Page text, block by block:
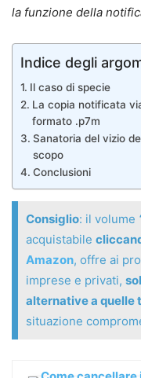
la funzione della
Indice degli
Il caso di specie
La copia notificata
formato .p7m
Sanatoria del vizio
scopo
Conclusioni
Consiglio: il volume
acquistabile
Amazon, offre ai
imprese e privati,
alternative a quelle
situazione